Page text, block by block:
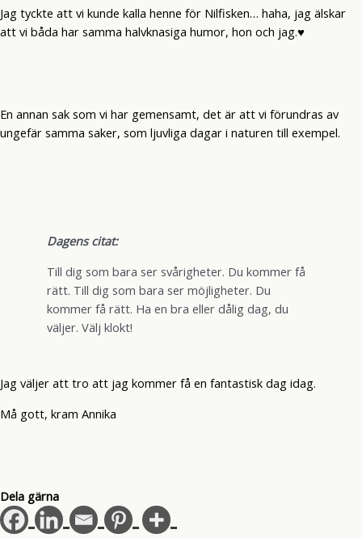
Jag tyckte att vi kunde kalla henne för Nilfisken… haha, jag älskar
att vi båda har samma halvknasiga humor, hon och jag.♥
En annan sak som vi har gemensamt, det är att vi förundras av
ungefär samma saker, som ljuvliga dagar i naturen till exempel.
Dagens citat:
Till dig som bara ser svårigheter. Du kommer få
rätt. Till dig som bara ser möjligheter. Du
kommer få rätt. Ha en bra eller dålig dag, du
väljer. Välj klokt!
Jag väljer att tro att jag kommer få en fantastisk dag idag.
Må gott, kram Annika
Dela gärna